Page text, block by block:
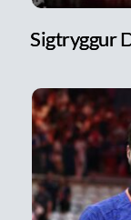
Sigtryggur